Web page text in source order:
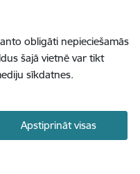
obligāti nepieciešamās
šajā vietnē var tikt
sīkdatnes.
Apstiprināt visas